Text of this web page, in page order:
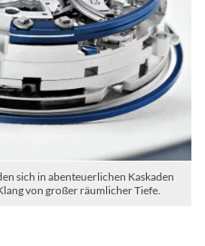
sich in abenteuerlichen Kaskaden
von großer räumlicher Tiefe.